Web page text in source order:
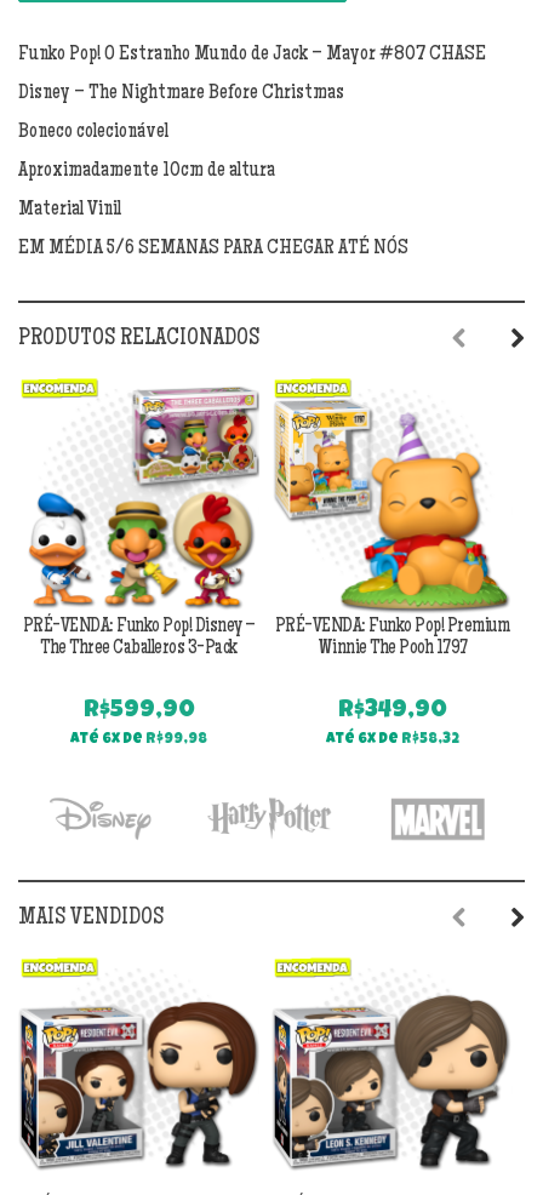
Funko Pop! O Estranho Mundo de Jack – Mayor #807 CHASE
Disney – The Nightmare Before Christmas
Boneco colecionável
Aproximadamente 10cm de altura
Material Vinil
EM MÉDIA 5/6 SEMANAS PARA CHEGAR ATÉ NÓS
PRODUTOS RELACIONADOS
PRÉ-VENDA: Funko Pop! Disney –
The Three Caballeros 3-Pack
R$599,90
Até 6x de R$99,98
PRÉ-VENDA: Funko Pop! Premium
Winnie The Pooh 1797
R$349,90
Até 6x de R$58,32
MAIS VENDIDOS